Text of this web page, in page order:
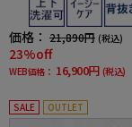
価格： 21,890円 (税込)
23%off
WEB価格： 16,900円 (税込)
SALE OUTLET